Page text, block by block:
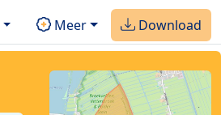
Meer Download